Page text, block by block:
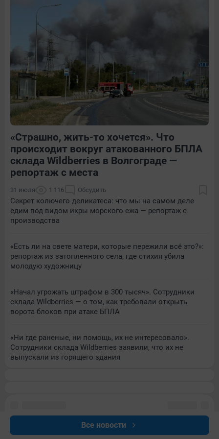
Все новости
Обсудить Обсудить
Обсудить
«Страшно, жить-то хочется». Что
происходит вокруг атакованного БПЛА
склада Wildberries в Волгограде —
репортаж с места
31 июля 1 116 Обсудить
Секрет колючего деликатеса: что мы на самом деле
едим под видом икры морского ежа — репортаж с
производства
«Есть ли на свете матери, которые пережили всё это?»:
репортаж из затопленного села, где стихия убила
молодую художницу
«Начал угрожать штрафом в 300 тысяч». Сотрудники
склада Wildberries — о том, как требовали открыть
ворота блоков при атаке БПЛА
«Ни где раненые, ни помощь, их не интересовало».
Сотрудники склада Wildberries заявили, что их не
выпускали из горящего здания